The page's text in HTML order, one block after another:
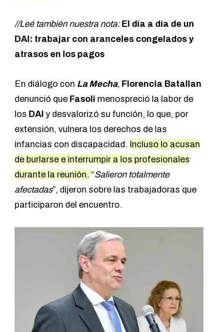
//Leé también nuestra nota: El día a día de un
DAI: trabajar con aranceles congelados y
atrasos en los pagos
En diálogo con La Mecha, Florencia Batallan
denunció que Fasoli menospreció la labor de
los DAI y desvalorizó su función, lo que, por
extensión, vulnera los derechos de las
infancias con discapacidad. Incluso lo acusan
de burlarse e interrumpir a los profesionales
durante la reunión. “Salieron totalmente
afectadas”, dijeron sobre las trabajadoras que
participaron del encuentro.